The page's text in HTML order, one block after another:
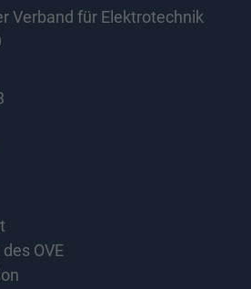
Verband für Elektrotechnik
OVE